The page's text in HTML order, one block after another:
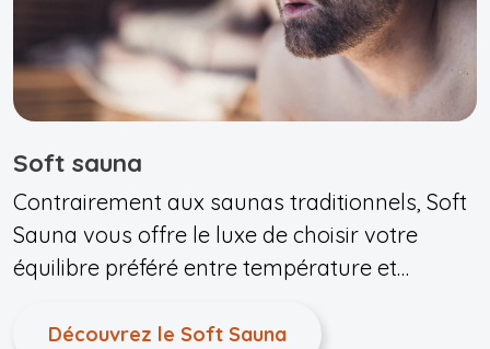
Soft sauna
Contrairement aux saunas traditionnels, Soft
Sauna vous offre le luxe de choisir votre
équilibre préféré entre température et
Découvrez le Soft Sauna